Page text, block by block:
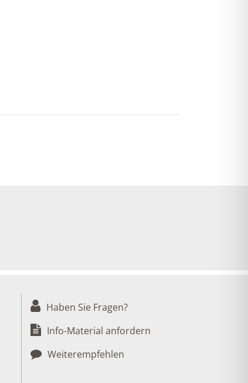
Haben Sie Fragen?
Info-Material anfordern
Weiterempfehlen